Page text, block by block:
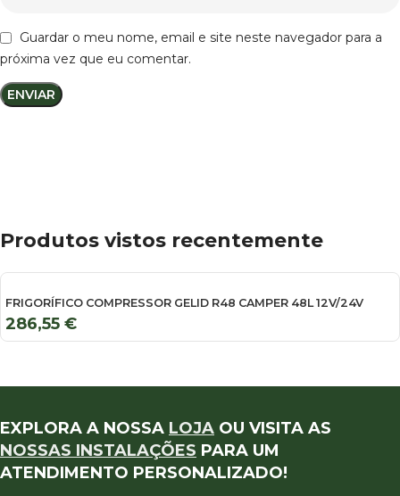
Guardar o meu nome, email e site neste navegador para a
próxima vez que eu comentar.
Produtos vistos recentemente
FRIGORÍFICO COMPRESSOR GELID R48 CAMPER 48L 12V/24V
286,55 €
EXPLORA A NOSSA LOJA OU VISITA AS
NOSSAS INSTALAÇÕES PARA UM
ATENDIMENTO PERSONALIZADO!